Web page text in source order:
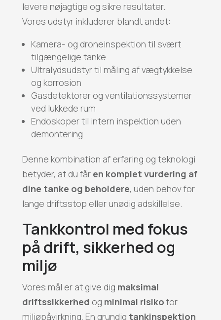
levere nøjagtige og sikre resultater.
Vores udstyr inkluderer blandt andet:
Kamera- og droneinspektion til svært
tilgængelige tanke
Ultralydsudstyr til måling af vægtykkelse
og korrosion
Gasdetektorer og ventilationssystemer
ved lukkede rum
Endoskoper til intern inspektion uden
demontering
Denne kombination af erfaring og teknologi
betyder, at du får en komplet vurdering af
dine tanke og beholdere, uden behov for
lange driftsstop eller unødig adskillelse.
Tankkontrol med fokus
på drift, sikkerhed og
miljø
Vores mål er at give dig maksimal
driftssikkerhed og minimal risiko for
miljøpåvirkning. En grundig tankinspektion